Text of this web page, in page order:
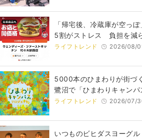
「帰宅後、冷蔵庫が空っ
5割がストレス 負担を減
ライフトレンド 2026/08/
5000本のひまわりが街づ
鷺沼で「ひまわりキャン
ライフトレンド 2026/07/
いつものビヒダスヨーグ